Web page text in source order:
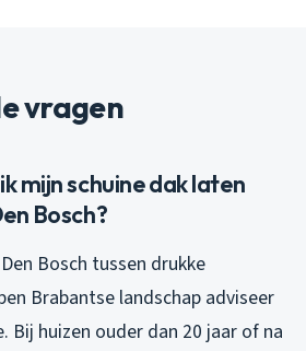
vragen
mijn schuine dak laten
Bosch?
Bosch tussen drukke
Brabantse landschap adviseer
Bij huizen ouder dan 20 jaar of na